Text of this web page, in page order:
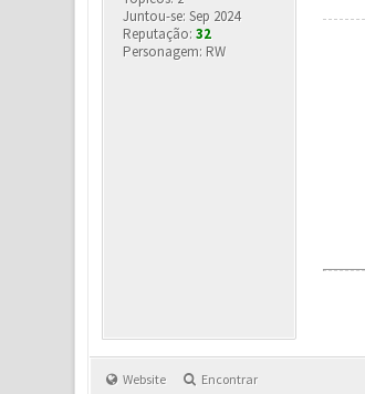
Juntou-se: Sep 2024
Reputação:32
Personagem: RW
Website Encontrar